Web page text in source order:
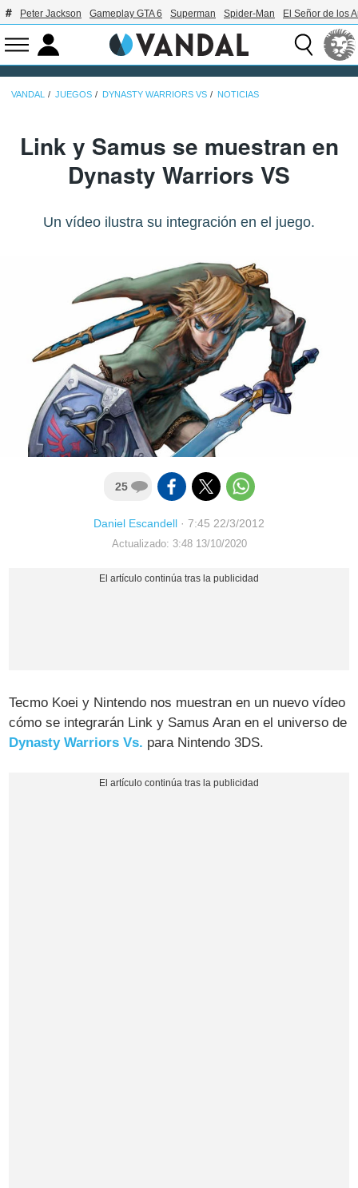
Peter Jackson Gameplay GTA 6 Superman Spider-Man El Señor de los
VANDAL JUEGOS DYNASTY WARRIORS VS NOTICIAS
Link y Samus se muestran en
Dynasty Warriors VS
Un vídeo ilustra su integración en el juego.
25
Daniel Escandell · 7:45 22/3/2012
Actualizado: 3:48 13/10/2020
Tecmo Koei y Nintendo nos muestran en un nuevo vídeo
cómo se integrarán Link y Samus Aran en el universo de
Dynasty Warriors Vs. para Nintendo 3DS.